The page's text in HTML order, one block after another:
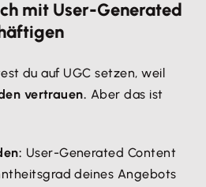
mit User-Generated
du auf UGC setzen, weil
vertrauen. Aber das ist
User-Generated Content
deines Angebots